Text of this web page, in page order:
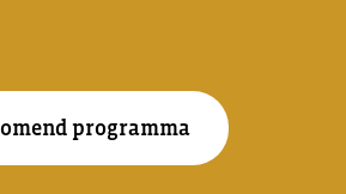
programma